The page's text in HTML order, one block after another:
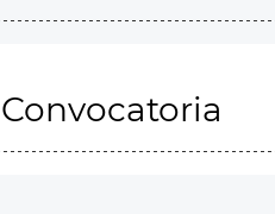
Convocatoria